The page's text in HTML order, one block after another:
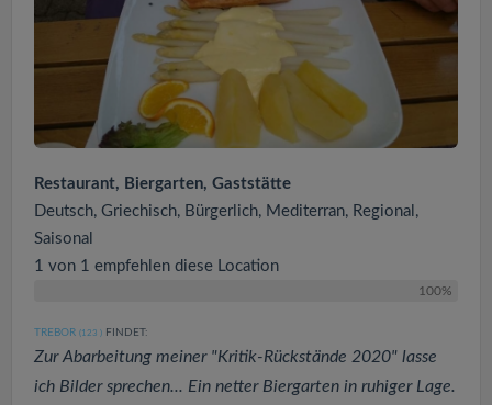
Restaurant, Biergarten, Gaststätte
Deutsch, Griechisch, Bürgerlich, Mediterran, Regional,
Saisonal
1 von 1 empfehlen diese Location
100%
TREBOR (123 ) FINDET:
Zur Abarbeitung meiner "Kritik-Rückstände 2020" lasse
ich Bilder sprechen... Ein netter Biergarten in ruhiger Lage.